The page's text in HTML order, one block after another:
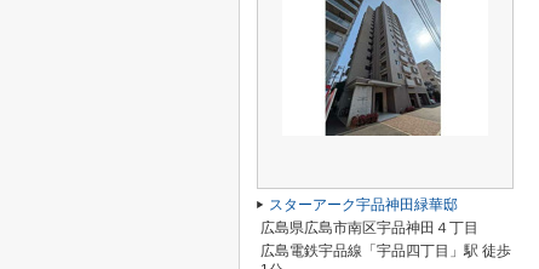
スターアーク宇品神田緑華邸
広島県広島市南区宇品神田４丁目
広島電鉄宇品線「宇品四丁目」駅 徒歩